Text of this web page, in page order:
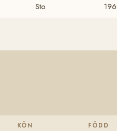
Sto
KÖN FÖDD